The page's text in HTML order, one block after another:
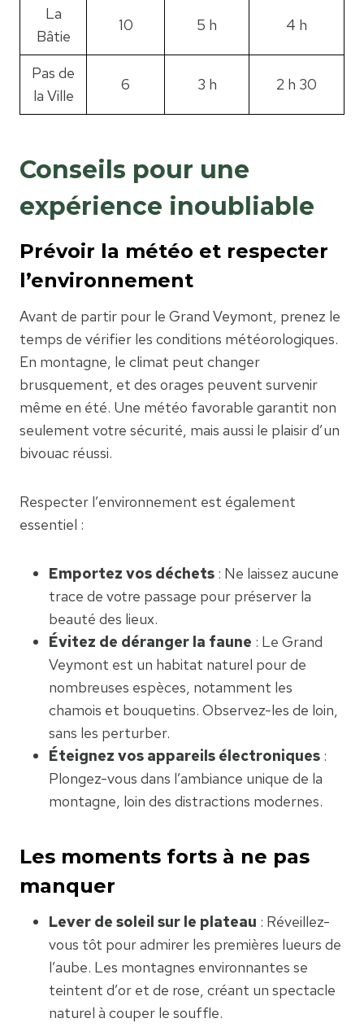
La
Bâtie
10 5 h 4 h
Pas de
la Ville
6 3 h 2 h 30
Conseils pour une
expérience inoubliable
Prévoir la météo et respecter
l’environnement
Avant de partir pour le Grand Veymont, prenez le
temps de vérifier les conditions météorologiques.
En montagne, le climat peut changer
brusquement, et des orages peuvent survenir
même en été. Une météo favorable garantit non
seulement votre sécurité, mais aussi le plaisir d’un
bivouac réussi.
Respecter l’environnement est également
essentiel :
Emportez vos déchets : Ne laissez aucune
trace de votre passage pour préserver la
beauté des lieux.
Évitez de déranger la faune : Le Grand
Veymont est un habitat naturel pour de
nombreuses espèces, notamment les
chamois et bouquetins. Observez-les de loin,
sans les perturber.
Éteignez vos appareils électroniques :
Plongez-vous dans l’ambiance unique de la
montagne, loin des distractions modernes.
Les moments forts à ne pas
manquer
Lever de soleil sur le plateau : Réveillez-
vous tôt pour admirer les premières lueurs de
l’aube. Les montagnes environnantes se
teintent d’or et de rose, créant un spectacle
naturel à couper le souffle.